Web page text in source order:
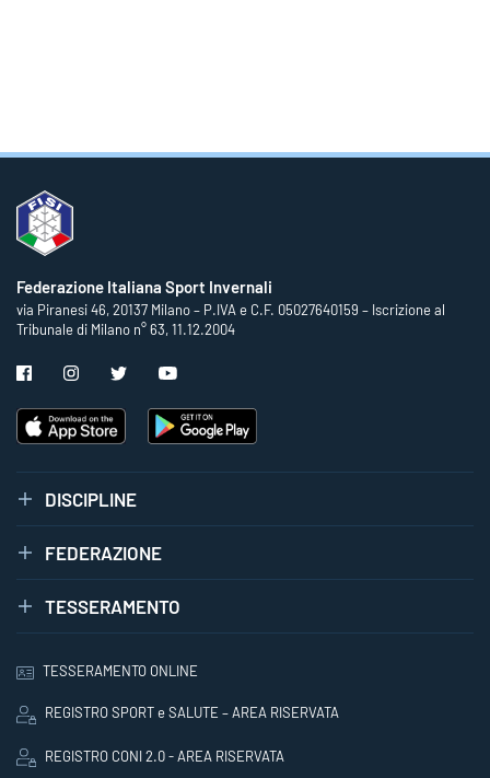
Federazione Italiana Sport Invernali
via Piranesi 46, 20137 Milano – P.IVA e C.F. 05027640159 – Iscrizione al
Tribunale di Milano n° 63, 11.12.2004
DISCIPLINE
FEDERAZIONE
TESSERAMENTO
TESSERAMENTO ONLINE
REGISTRO SPORT e SALUTE – AREA RISERVATA
REGISTRO CONI 2.0 - AREA RISERVATA